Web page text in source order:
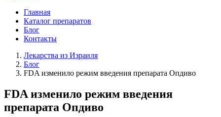
Главная
Каталог препаратов
Блог
Контакты
Лекарства из Израиля
Блог
FDA изменило режим введения препарата Опдиво
FDA изменило режим введения
препарата Опдиво